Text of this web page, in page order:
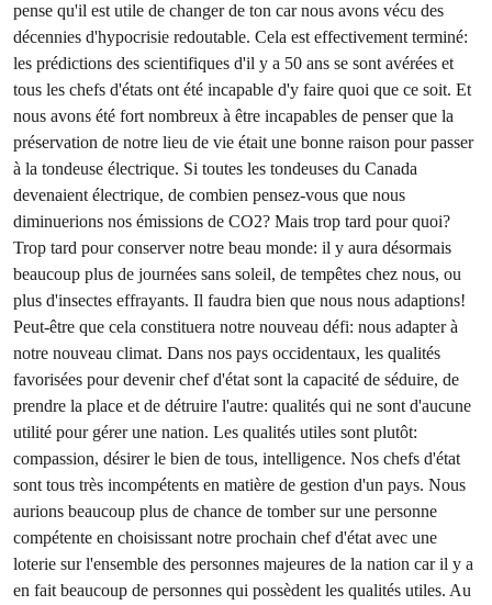
pense qu'il est utile de changer de ton car nous avons vécu des
décennies d'hypocrisie redoutable. Cela est effectivement terminé:
les prédictions des scientifiques d'il y a 50 ans se sont avérées et
tous les chefs d'états ont été incapable d'y faire quoi que ce soit. Et
nous avons été fort nombreux à être incapables de penser que la
préservation de notre lieu de vie était une bonne raison pour passer
à la tondeuse électrique. Si toutes les tondeuses du Canada
devenaient électrique, de combien pensez-vous que nous
diminuerions nos émissions de CO2? Mais trop tard pour quoi?
Trop tard pour conserver notre beau monde: il y aura désormais
beaucoup plus de journées sans soleil, de tempêtes chez nous, ou
plus d'insectes effrayants. Il faudra bien que nous nous adaptions!
Peut-être que cela constituera notre nouveau défi: nous adapter à
notre nouveau climat. Dans nos pays occidentaux, les qualités
favorisées pour devenir chef d'état sont la capacité de séduire, de
prendre la place et de détruire l'autre: qualités qui ne sont d'aucune
utilité pour gérer une nation. Les qualités utiles sont plutôt:
compassion, désirer le bien de tous, intelligence. Nos chefs d'état
sont tous très incompétents en matière de gestion d'un pays. Nous
aurions beaucoup plus de chance de tomber sur une personne
compétente en choisissant notre prochain chef d'état avec une
loterie sur l'ensemble des personnes majeures de la nation car il y a
en fait beaucoup de personnes qui possèdent les qualités utiles. Au